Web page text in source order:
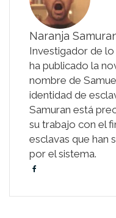
Naranja
Investigador de
ha publicado la
nombre de
identidad de
Samuran está
su trabajo con el
esclavas que han
por el sistema.